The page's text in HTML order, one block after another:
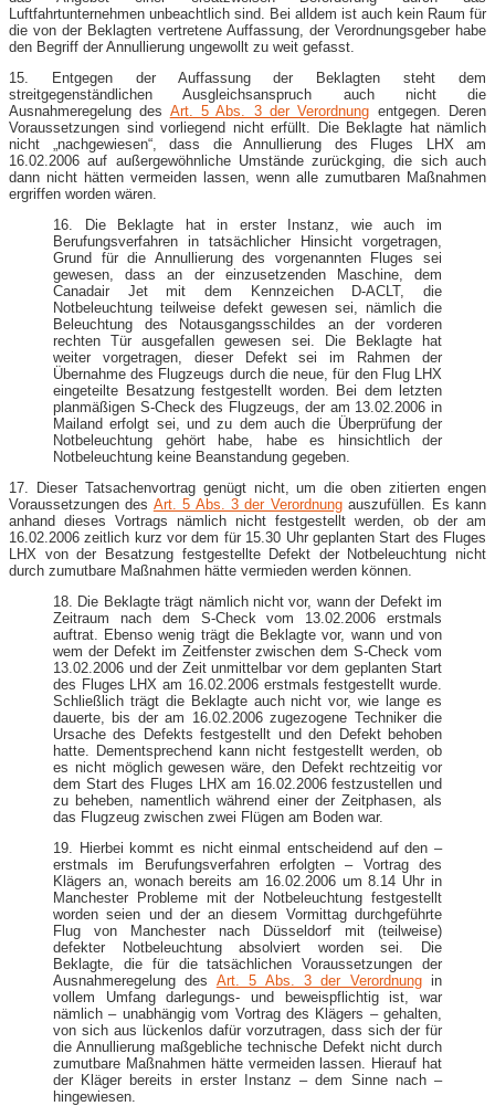
Luftfahrtunternehmen unbeachtlich sind. Bei alldem ist auch kein Raum für
die von der Beklagten vertretene Auffassung, der Verordnungsgeber habe
den Begriff der Annullierung ungewollt zu weit gefasst.
15. Entgegen der Auffassung der Beklagten steht dem
streitgegenständlichen Ausgleichsanspruch auch nicht die
Ausnahmeregelung des Art. 5 Abs. 3 der Verordnung entgegen. Deren
Voraussetzungen sind vorliegend nicht erfüllt. Die Beklagte hat nämlich
nicht „nachgewiesen“, dass die Annullierung des Fluges LHX am
16.02.2006 auf außergewöhnliche Umstände zurückging, die sich auch
dann nicht hätten vermeiden lassen, wenn alle zumutbaren Maßnahmen
ergriffen worden wären.
16. Die Beklagte hat in erster Instanz, wie auch im
Berufungsverfahren in tatsächlicher Hinsicht vorgetragen,
Grund für die Annullierung des vorgenannten Fluges sei
gewesen, dass an der einzusetzenden Maschine, dem
Canadair Jet mit dem Kennzeichen D-ACLT, die
Notbeleuchtung teilweise defekt gewesen sei, nämlich die
Beleuchtung des Notausgangsschildes an der vorderen
rechten Tür ausgefallen gewesen sei. Die Beklagte hat
weiter vorgetragen, dieser Defekt sei im Rahmen der
Übernahme des Flugzeugs durch die neue, für den Flug LHX
eingeteilte Besatzung festgestellt worden. Bei dem letzten
planmäßigen S-Check des Flugzeugs, der am 13.02.2006 in
Mailand erfolgt sei, und zu dem auch die Überprüfung der
Notbeleuchtung gehört habe, habe es hinsichtlich der
Notbeleuchtung keine Beanstandung gegeben.
17. Dieser Tatsachenvortrag genügt nicht, um die oben zitierten engen
Voraussetzungen des Art. 5 Abs. 3 der Verordnungauszufüllen. Es kann
anhand dieses Vortrags nämlich nicht festgestellt werden, ob der am
16.02.2006 zeitlich kurz vor dem für 15.30 Uhr geplanten Start des Fluges
LHX von der Besatzung festgestellte Defekt der Notbeleuchtung nicht
durch zumutbare Maßnahmen hätte vermieden werden können.
18. Die Beklagte trägt nämlich nicht vor, wann der Defekt im
Zeitraum nach dem S-Check vom 13.02.2006 erstmals
auftrat. Ebenso wenig trägt die Beklagte vor, wann und von
wem der Defekt im Zeitfenster zwischen dem S-Check vom
13.02.2006 und der Zeit unmittelbar vor dem geplanten Start
des Fluges LHX am 16.02.2006 erstmals festgestellt wurde.
Schließlich trägt die Beklagte auch nicht vor, wie lange es
dauerte, bis der am 16.02.2006 zugezogene Techniker die
Ursache des Defekts festgestellt und den Defekt behoben
hatte. Dementsprechend kann nicht festgestellt werden, ob
es nicht möglich gewesen wäre, den Defekt rechtzeitig vor
dem Start des Fluges LHX am 16.02.2006 festzustellen und
zu beheben, namentlich während einer der Zeitphasen, als
das Flugzeug zwischen zwei Flügen am Boden war.
19. Hierbei kommt es nicht einmal entscheidend auf den –
erstmals im Berufungsverfahren erfolgten – Vortrag des
Klägers an, wonach bereits am 16.02.2006 um 8.14 Uhr in
Manchester Probleme mit der Notbeleuchtung festgestellt
worden seien und der an diesem Vormittag durchgeführte
Flug von Manchester nach Düsseldorf mit (teilweise)
defekter Notbeleuchtung absolviert worden sei. Die
Beklagte, die für die tatsächlichen Voraussetzungen der
Ausnahmeregelung des Art. 5 Abs. 3 der Verordnungin
vollem Umfang darlegungs- und beweispflichtig ist, war
nämlich – unabhängig vom Vortrag des Klägers – gehalten,
von sich aus lückenlos dafür vorzutragen, dass sich der für
die Annullierung maßgebliche technische Defekt nicht durch
zumutbare Maßnahmen hätte vermeiden lassen. Hierauf hat
der Kläger bereits in erster Instanz – dem Sinne nach –
hingewiesen.